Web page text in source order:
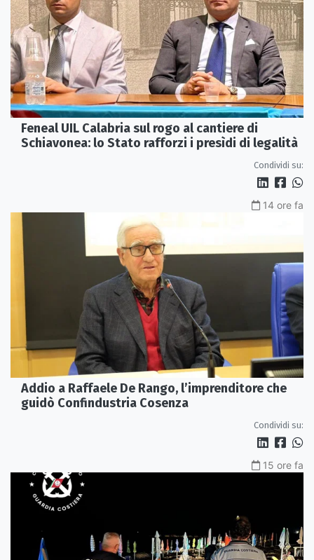
Feneal UIL Calabria sul rogo al cantiere di
Schiavonea: lo Stato rafforzi i presìdi di legalità
Condividi su:
14 ore fa
Addio a Raffaele De Rango, l’imprenditore che
guidò Confindustria Cosenza
Condividi su:
15 ore fa